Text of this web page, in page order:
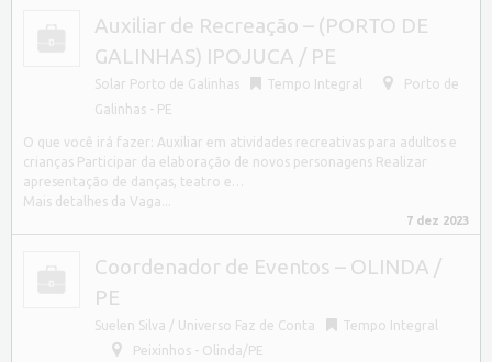
Auxiliar de Recreação – (PORTO DE
GALINHAS) IPOJUCA / PE
Solar Porto de Galinhas Tempo Integral
Porto de
Galinhas - PE
O que você irá fazer: Auxiliar em atividades recreativas para adultos e
crianças Participar da elaboração de novos personagens Realizar
apresentação de danças, teatro e…
Mais detalhes da Vaga...
7 dez 2023
Coordenador de Eventos – OLINDA /
PE
Suelen Silva / Universo Faz de Conta
Tempo Integral
Peixinhos - Olinda/PE